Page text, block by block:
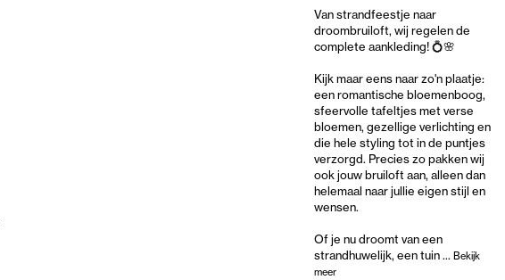
Van strandfeestje naar
droombruiloft, wij regelen de
complete aankleding! 💍🌸
Kijk maar eens naar zo'n plaatje:
een romantische bloemenboog,
sfeervolle tafeltjes met verse
bloemen, gezellige verlichting en
die hele styling tot in de puntjes
verzorgd. Precies zo pakken wij
ook jouw bruiloft aan, alleen dan
helemaal naar jullie eigen stijl en
wensen.
Of je nu droomt van een
strandhuwelijk, een tuin... Bekijk
meer